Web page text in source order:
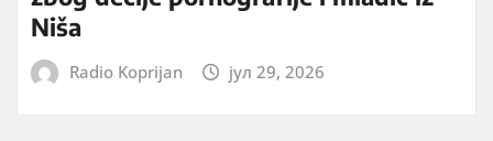
Niša
Radio Koprijan јул 29, 2026